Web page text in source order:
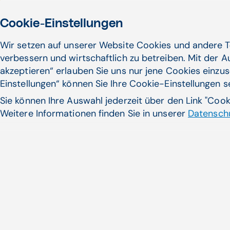
Cookie-Einstellungen
Wir setzen auf unserer Website Cookies und andere
verbessern und wirtschaftlich zu betreiben. Mit der
akzeptieren“ erlauben Sie uns nur jene Cookies
Einstellungen“ können Sie Ihre Cookie-Einstellungen
Sie können Ihre Auswahl jederzeit über den Link
Weitere Informationen finden Sie in unserer